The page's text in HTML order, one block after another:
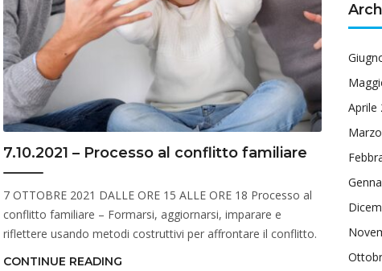
7.10.2021 – Processo al conflitto familiare
7 OTTOBRE 2021 DALLE ORE 15 ALLE ORE 18 Processo al
conflitto familiare – Formarsi, aggiornarsi, imparare e
riflettere usando metodi costruttivi per affrontare il conflitto.
CONTINUE READING
Aprile